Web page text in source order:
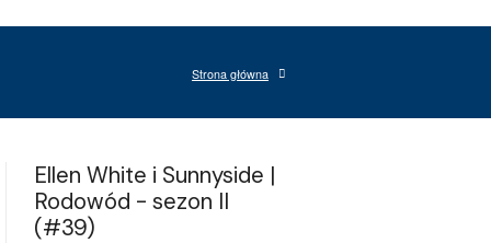
Strona główna
Ellen White i Sunnyside |
Rodowód - sezon II
(#39)